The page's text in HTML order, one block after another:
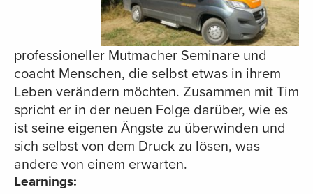
professioneller Mutmacher Seminare und
coacht Menschen, die selbst etwas in ihrem
Leben verändern möchten. Zusammen mit Tim
spricht er in der neuen Folge darüber, wie es
ist seine eigenen Ängste zu überwinden und
sich selbst von dem Druck zu lösen, was
andere von einem erwarten.
Learnings: